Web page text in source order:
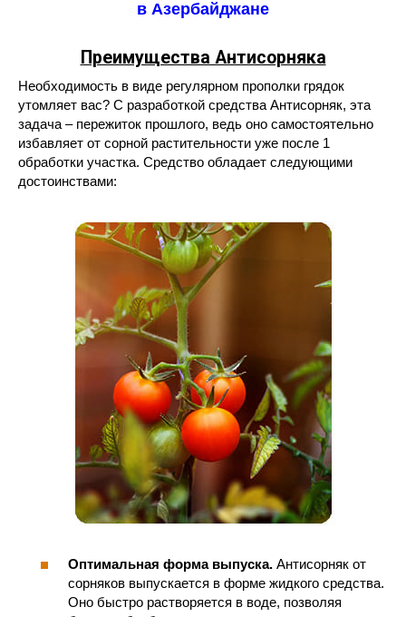
в Азербайджане
Преимущества Антисорняка
Необходимость в виде регулярном прополки грядок
утомляет вас? С разработкой средства Антисорняк, эта
задача – пережиток прошлого, ведь оно самостоятельно
избавляет от сорной растительности уже после 1
обработки участка. Средство обладает следующими
достоинствами:
Оптимальная форма выпуска. Антисорняк от
сорняков выпускается в форме жидкого средства.
Оно быстро растворяется в воде, позволяя